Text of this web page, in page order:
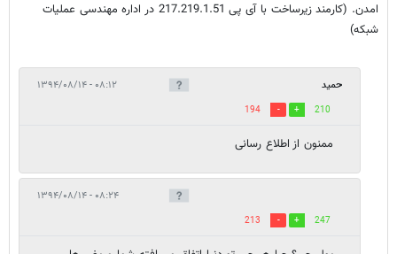
امدن. (کارمند زیرساخت با آی پی 217.219.1.51 در اداره مهندسی عملیات
شبکه)
حمید ۰۸:۱۲ - ۱۳۹۴/۰۸/۱۴
210
194
ممنون از اطلاع رسانی
۰۸:۲۴ - ۱۳۹۴/۰۸/۱۴
247
213